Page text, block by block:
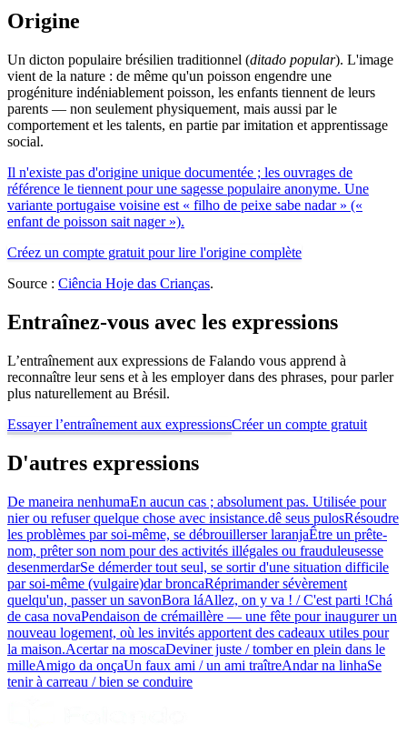
Origine
Un dicton populaire brésilien traditionnel (ditado popular). L'image
vient de la nature : de même qu'un poisson engendre une
progéniture indéniablement poisson, les enfants tiennent de leurs
parents — non seulement physiquement, mais aussi par le
comportement et les talents, en partie par imitation et apprentissage
social.
Il n'existe pas d'origine unique documentée ; les ouvrages de
référence le tiennent pour une sagesse populaire anonyme. Une
variante portugaise voisine est « filho de peixe sabe nadar » («
enfant de poisson sait nager »).
Créez un compte gratuit pour lire l'origine complète
Source : Ciência Hoje das Crianças.
Entraînez-vous avec les expressions
L’entraînement aux expressions de Falando vous apprend à
reconnaître leur sens et à les employer dans des phrases, pour parler
plus naturellement au Brésil.
Essayer l’entraînement aux expressionsCréer un compte gratuit
D'autres expressions
De maneira nenhumaEn aucun cas ; absolument pas. Utilisée pour
nier ou refuser quelque chose avec insistance.dê seus pulosRésoudre
les problèmes par soi-même, se débrouillerser laranjaÊtre un prête-
nom, prêter son nom pour des activités illégales ou frauduleusesse
desenmerdarSe démerder tout seul, se sortir d'une situation difficile
par soi-même (vulgaire)dar broncaRéprimander sévèrement
quelqu'un, passer un savonBora láAllez, on y va ! / C'est parti !Chá
de casa novaPendaison de crémaillère — une fête pour inaugurer un
nouveau logement, où les invités apportent des cadeaux utiles pour
la maison.Acertar na moscaDeviner juste / tomber en plein dans le
milleAmigo da onçaUn faux ami / un ami traîtreAndar na linhaSe
tenir à carreau / bien se conduire